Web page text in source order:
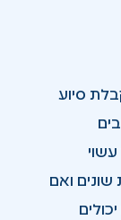
סיוע
ואם